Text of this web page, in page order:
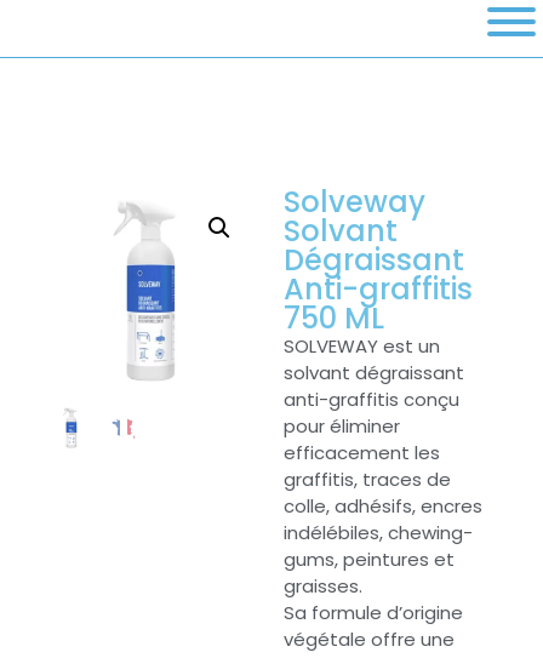
Solveway
Solvant
Dégraissant
Anti-graffitis
750 ML
SOLVEWAY est un
solvant dégraissant
anti-graffitis conçu
pour éliminer
efficacement les
graffitis, traces de
colle, adhésifs, encres
indélébiles, chewing-
gums, peintures et
graisses.
Sa formule d’origine
végétale offre une